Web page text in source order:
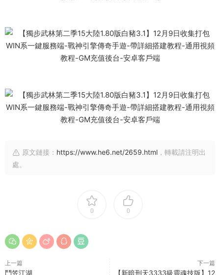
原文鏈接： https://www.he6.net/2659.html ，轉載請注明出
處。
0 0
上一篇
鬥笠江湖
下一篇
【新暗刑天3333級靈魂技版】12